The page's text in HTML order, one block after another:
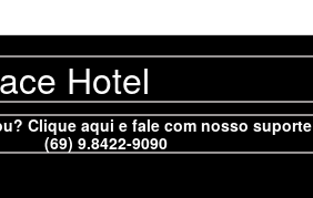
Hotel
Clique aqui e fale com nosso suporte
(69) 9.8422-9090